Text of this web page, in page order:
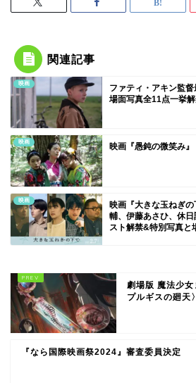
関連記事
映画
ファティ・アキン監督
場面写真全11点一挙
映画 映画『愚鈍の微笑み』
映画
映画『大きな玉ねぎ
輔、伊藤あさひ、休
スト解禁&特別写真と
劇場版 魔法少
プルギスの廻天
『なら国際映画祭2024』審査委員決定